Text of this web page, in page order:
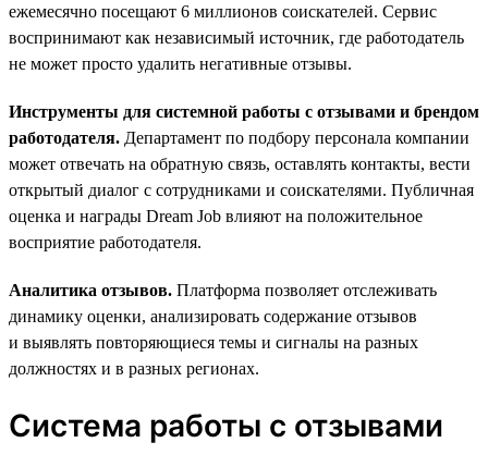
ежемесячно посещают 6 миллионов соискателей. Сервис
воспринимают как независимый источник, где работодатель
не может просто удалить негативные отзывы.
Инструменты для системной работы с отзывами и брендом
работодателя. Департамент по подбору персонала компании
может отвечать на обратную связь, оставлять контакты, вести
открытый диалог с сотрудниками и соискателями. Публичная
оценка и награды Dream Job влияют на положительное
восприятие работодателя.
Аналитика отзывов. Платформа позволяет отслеживать
динамику оценки, анализировать содержание отзывов
и выявлять повторяющиеся темы и сигналы на разных
должностях и в разных регионах.
Система работы с отзывами